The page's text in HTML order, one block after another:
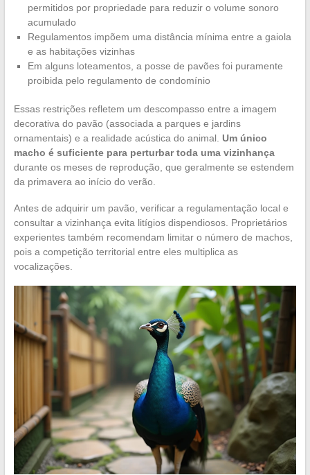
permitidos por propriedade para reduzir o volume sonoro
acumulado
Regulamentos impõem uma distância mínima entre a gaiola
e as habitações vizinhas
Em alguns loteamentos, a posse de pavões foi puramente
proibida pelo regulamento de condomínio
Essas restrições refletem um descompasso entre a imagem
decorativa do pavão (associada a parques e jardins
ornamentais) e a realidade acústica do animal. Um único
macho é suficiente para perturbar toda uma vizinhança
durante os meses de reprodução, que geralmente se estendem
da primavera ao início do verão.
Antes de adquirir um pavão, verificar a regulamentação local e
consultar a vizinhança evita litígios dispendiosos. Proprietários
experientes também recomendam limitar o número de machos,
pois a competição territorial entre eles multiplica as
vocalizações.